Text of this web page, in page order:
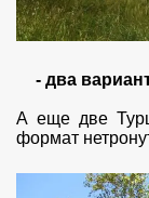
- два
А еще две
формат